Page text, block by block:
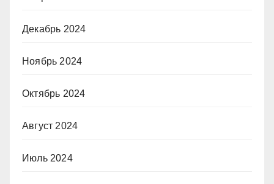
Декабрь 2024
Ноябрь 2024
Октябрь 2024
Август 2024
Июль 2024